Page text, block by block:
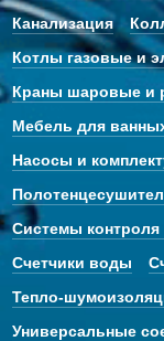
Канализация
Котлы газовые и
Краны шаровые и
Мебель для
Насосы и
Системы
Счетчики воды
Тепло-
Универсальные